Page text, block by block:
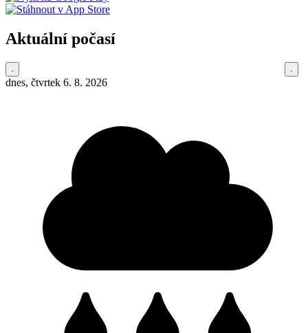
Aktuální počasí
dnes, čtvrtek 6. 8. 2026